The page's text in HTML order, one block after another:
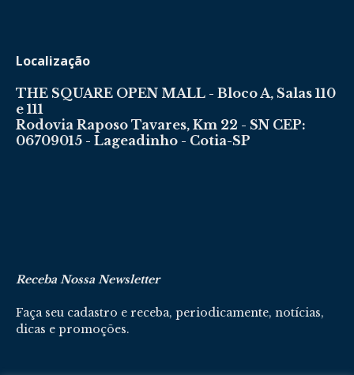
Localização
THE SQUARE OPEN MALL - Bloco A, Salas 110
e 111
Rodovia Raposo Tavares, Km 22 - SN CEP:
06709015 - Lageadinho - Cotia-SP
Receba Nossa Newsletter
Faça seu cadastro e receba, periodicamente, notícias,
dicas e promoções.